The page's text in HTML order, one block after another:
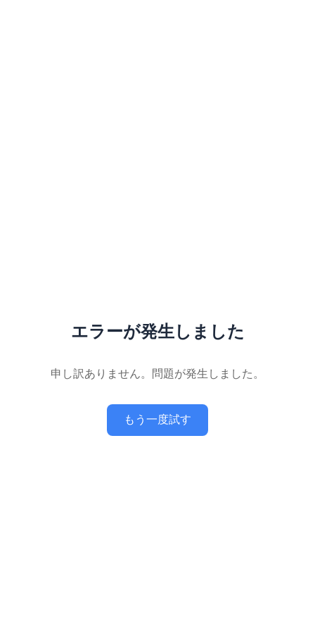
エラーが発生しました
申し訳ありません。問題が発生しました。
もう一度試す